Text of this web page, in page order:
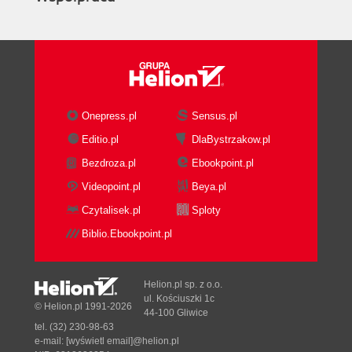
Mapa skupień (292)
12. Być słynnym malarzem (rastrowym)
Palety z kolorami (308)
Bogactwo biblioteki GDAL (313)
Raster <-> Wektor (316)
Algebra map (319)
Unikalne wartości (326)
Statystyki rastra (328)
13. Trzeci wymiar
Numeryczny model terenu (332)
Narzędzia artystów (333)
Spadek (334)
Ekspozycja (336)
Onepress.pl
Sensus.pl
Editio.pl
DlaBystrzakow.pl
Bezdroza.pl
Ebookpoint.pl
Videopoint.pl
Beya.pl
Czytalisek.pl
Sploty
Biblio.Ebookpoint.pl
© Helion.pl 1991-2026
Helion.pl sp. z o.o.
ul. Kościuszki 1c
44-100 Gliwice
tel. (32) 230-98-63
e-mail: [wyświetl email]@helion.pl